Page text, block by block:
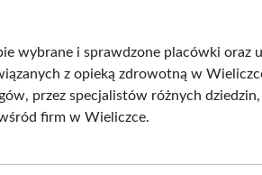
wybrane i sprawdzone placówki oraz
z opieką zdrowotną w
przez specjalistów różnych
firm w Wieliczce.